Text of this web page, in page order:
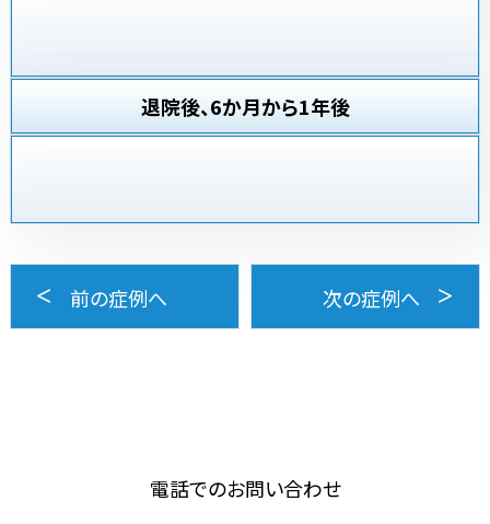
退院後、6か月から1年後
前の症例へ 次の症例へ
電話でのお問い合わせ